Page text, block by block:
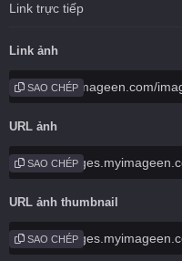
Link trực tiếp
Link ảnh
SAO CHÉP
URL ảnh
SAO CHÉP
URL ảnh thumbnail
SAO CHÉP